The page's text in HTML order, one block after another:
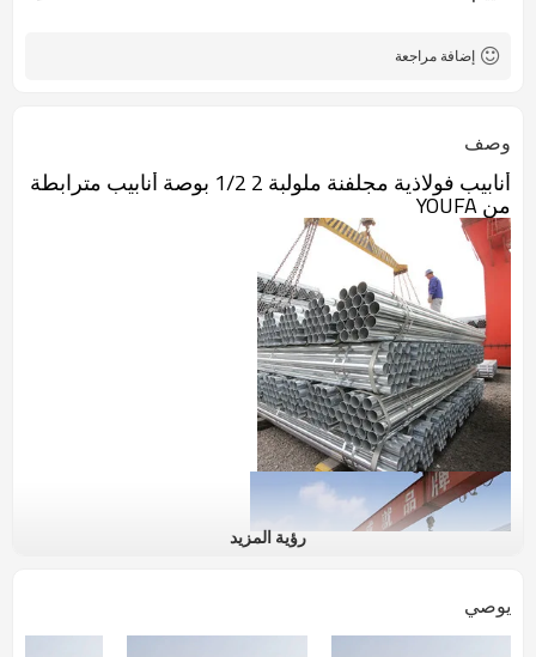
إضافة مراجعة
وصف
أنابيب فولاذية مجلفنة ملولبة 2 1/2 بوصة أنابيب مترابطة
من YOUFA
رؤية المزيد
يوصي